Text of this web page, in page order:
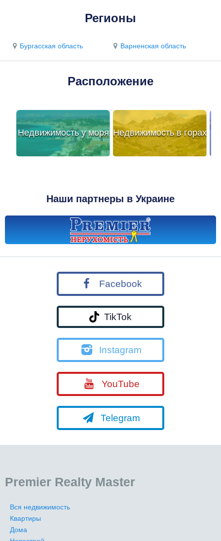
Регионы
Бургасская область Варненская область
Расположение
Недвижимость у моря Недвижимость в горах
Наши партнеры в Украине
Facebook
TikTok
Instagram
YouTube
Telegram
Premier Realty Master
Вся недвижимость
Квартиры
Дома